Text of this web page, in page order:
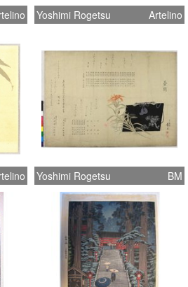
Yoshimi Rogetsu Artelino
Yoshimi Rogetsu BM